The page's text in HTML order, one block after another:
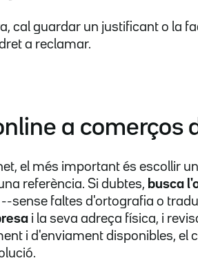
cal guardar un justificant o la
a reclamar.
a comerços
el més important és escollir un
referència. Si dubtes, busca
--sense faltes d'ortografia o
i la seva adreça física, i
i d'enviament disponibles, el